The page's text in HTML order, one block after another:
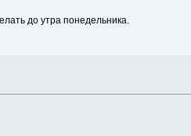
до утра понедельника.